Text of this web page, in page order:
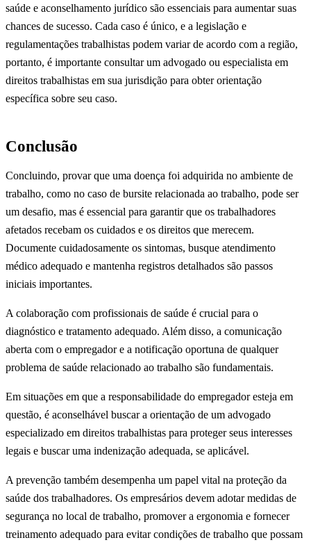
saúde e aconselhamento jurídico são essenciais para aumentar suas
chances de sucesso. Cada caso é único, e a legislação e
regulamentações trabalhistas podem variar de acordo com a região,
portanto, é importante consultar um advogado ou especialista em
direitos trabalhistas em sua jurisdição para obter orientação
específica sobre seu caso.
Conclusão
Concluindo, provar que uma doença foi adquirida no ambiente de
trabalho, como no caso de bursite relacionada ao trabalho, pode ser
um desafio, mas é essencial para garantir que os trabalhadores
afetados recebam os cuidados e os direitos que merecem.
Documente cuidadosamente os sintomas, busque atendimento
médico adequado e mantenha registros detalhados são passos
iniciais importantes.
A colaboração com profissionais de saúde é crucial para o
diagnóstico e tratamento adequado. Além disso, a comunicação
aberta com o empregador e a notificação oportuna de qualquer
problema de saúde relacionado ao trabalho são fundamentais.
Em situações em que a responsabilidade do empregador esteja em
questão, é aconselhável buscar a orientação de um advogado
especializado em direitos trabalhistas para proteger seus interesses
legais e buscar uma indenização adequada, se aplicável.
A prevenção também desempenha um papel vital na proteção da
saúde dos trabalhadores. Os empresários devem adotar medidas de
segurança no local de trabalho, promover a ergonomia e fornecer
treinamento adequado para evitar condições de trabalho que possam